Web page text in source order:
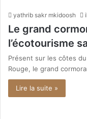
yathrib sakr mkidoosh
Le grand
l’écotourisme
Présent sur les côtes
Rouge, le grand
Lire la suite »